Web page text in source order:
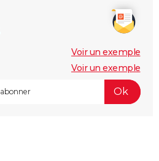
Voir un exemple
Voir un exemple